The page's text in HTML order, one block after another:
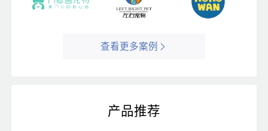
查看更多案例
产品推荐